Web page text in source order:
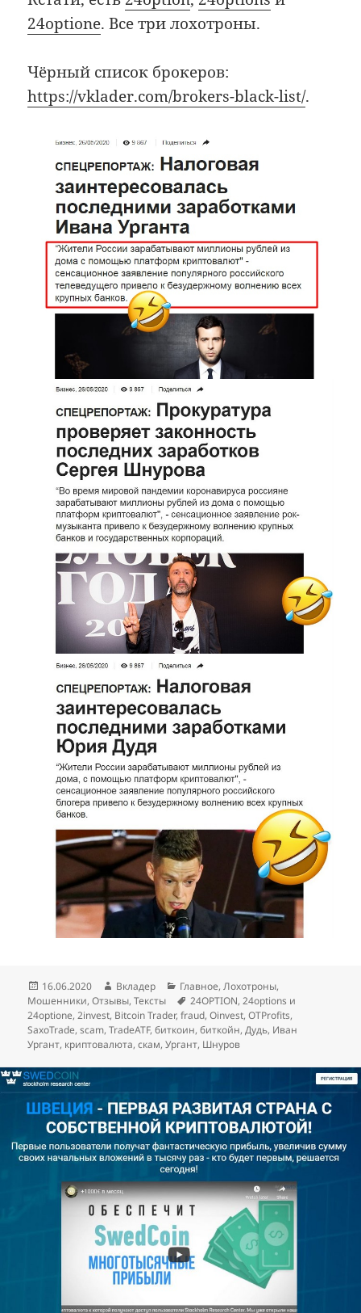
24optione. Все три лохотроны.
Чёрный список брокеров:
https://vklader.com/brokers-black-list/.
Опубликовано
16.06.2020 Автор
Вкладер Рубрики
Главное,Лохотроны,
Мошенники,Отзывы,Тексты Метки
24OPTION,24options и
24optione,2invest, Bitcoin Trader,fraud,Oinvest,OTProfits,
SaxoTrade,scam,TradeATF,биткоин,биткойн,Дудь, Иван
Ургант, криптовалюта,скам,Ургант, Шнуров